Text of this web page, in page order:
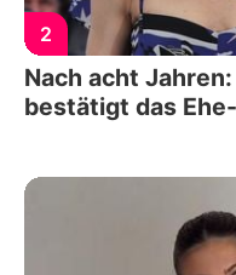
2
Nach acht
bestätigt das